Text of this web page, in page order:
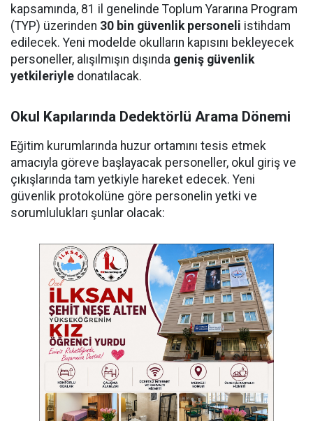
kapsamında, 81 il genelinde Toplum Yararına Program
(TYP) üzerinden 30 bin güvenlik personeli istihdam
edilecek. Yeni modelde okulların kapısını bekleyecek
personeller, alışılmışın dışında geniş güvenlik
yetkileriyle donatılacak.
Okul Kapılarında Dedektörlü Arama Dönemi
Eğitim kurumlarında huzur ortamını tesis etmek
amacıyla göreve başlayacak personeller, okul giriş ve
çıkışlarında tam yetkiyle hareket edecek. Yeni
güvenlik protokolüne göre personelin yetki ve
sorumlulukları şunlar olacak: